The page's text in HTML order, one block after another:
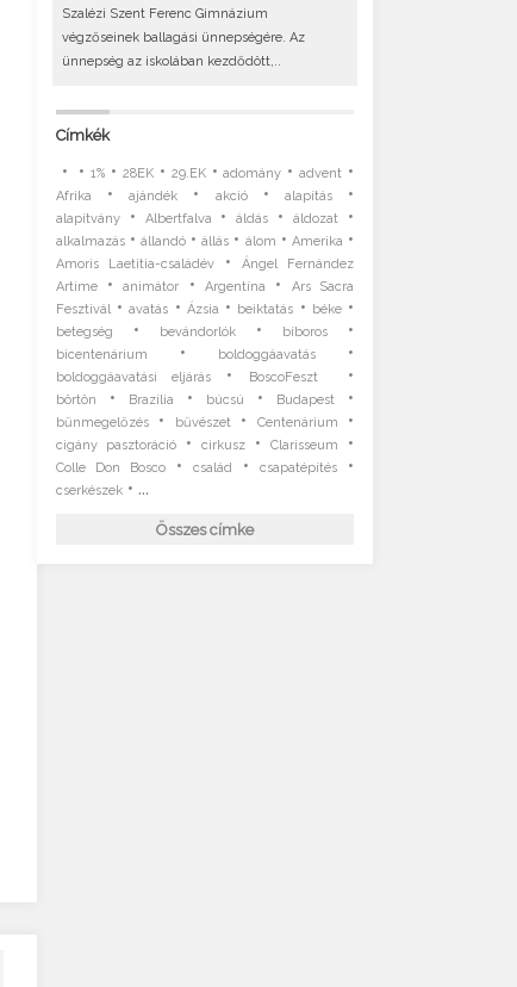
Szalézi Szent Ferenc Gimnázium
végzőseinek ballagási ünnepségére. Az
ünnepség az iskolában kezdődött,..
Címkék
• •1% • 28EK • 29.EK•adomány •advent •
Afrika •ajándék • akció• alapítás•
alapítvány• Albertfalva •áldás •áldozat •
alkalmazás•állandó •állás • álom • Amerika •
Amoris Laetitia-családév•
Ángel Fernández
Artime•animátor •Argentína •
Ars Sacra
Fesztivál •avatás • Ázsia • beiktatás • béke•
betegség • bevándorlók• bíboros •
bicentenárium • boldoggáavatás•
boldoggáavatási eljárás • BoscoFeszt •
börtön • Brazília • búcsú • Budapest •
bűnmegelőzés• bűvészet • Centenárium •
cigány pasztoráció• cirkusz•Clarisseum •
Colle Don Bosco• család •csapatépítés •
cserkészek• ...
Összes címke